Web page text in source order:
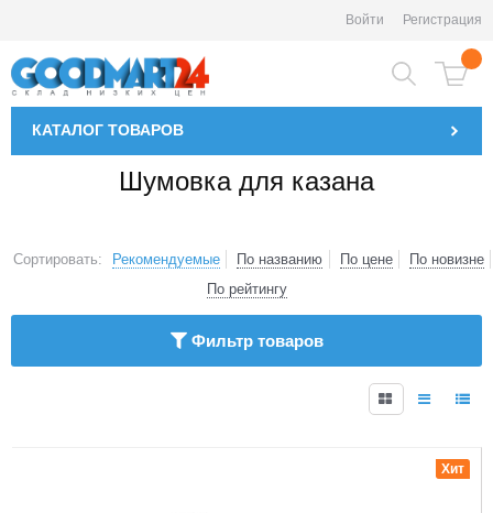
Войти Регистрация
КАТАЛОГ ТОВАРОВ
Шумовка для казана
Сортировать: Рекомендуемые По названию По цене
По новизне
По рейтингу
Фильтр товаров
Хит